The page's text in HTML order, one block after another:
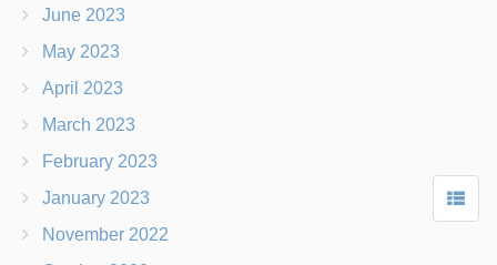
April 2024
March 2024
February 2024
December 2023
November 2023
October 2023
September 2023